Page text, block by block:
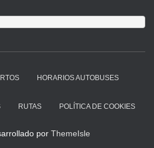
HORARIOS AUTOBUSES
RUTAS POLÍTICA DE COOKIES
por ThemeIsle